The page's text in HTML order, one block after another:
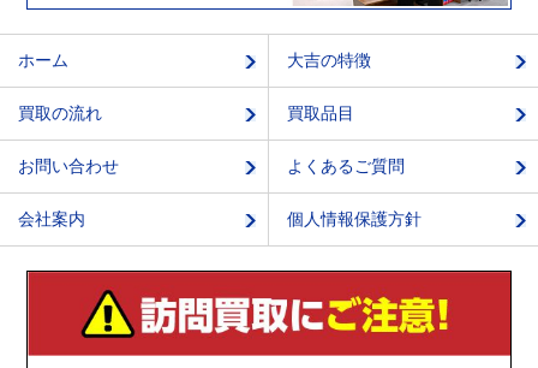
ホーム 大吉の特徴
買取の流れ 買取品目
お問い合わせ よくあるご質問
会社案内 個人情報保護方針